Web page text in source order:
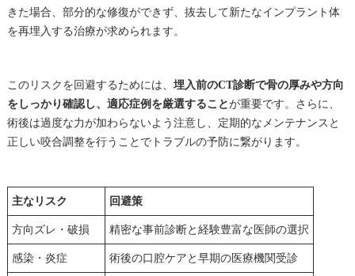
きた場合、部分的な修復ができず、抜去して新たなインプラント体
を再埋入する治療が求められます。
このリスクを回避するためには、 埋入前のCT診断で骨の厚みや方向
をしっかり確認し、適応症例を厳選することが重要です。さらに、
術後は過度な力が加わらないよう注意し、定期的なメンテナンスと
正しい咬合調整を行うことでトラブルの予防に繋がります。
主なリスク 回避策
方向ズレ・破損 精密な事前診断と経験豊富な医師の選択
感染・炎症 術後の口腔ケアと早期の医療機関受診